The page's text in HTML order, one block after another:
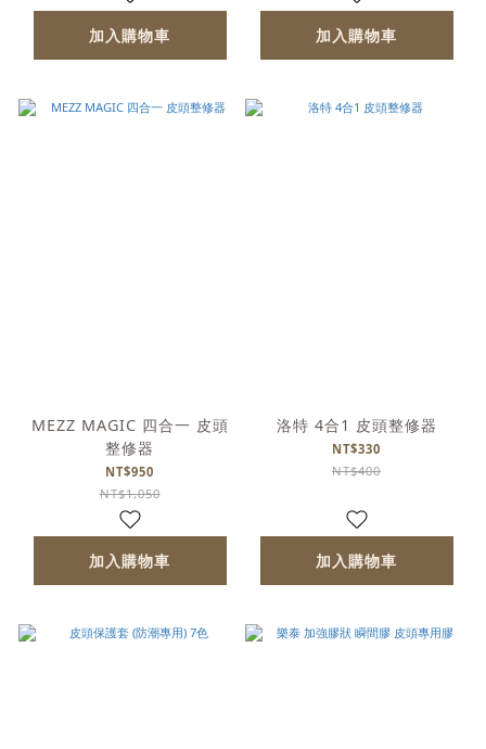
加入購物車 加入購物車
MEZZ MAGIC 四合一 皮頭
整修器
NT$950
NT$1,050
加入購物車
洛特 4合1 皮頭整修器
NT$330
NT$400
加入購物車